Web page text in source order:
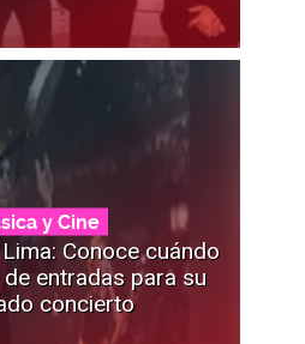
y Cine
Conoce cuándo
de entradas para su
concierto